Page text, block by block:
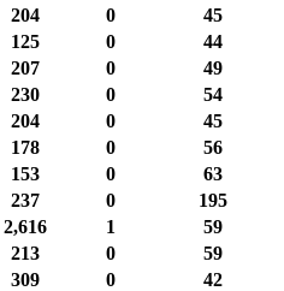
204 0
45
125 0
44
207 0
49
230 0
54
204 0
45
178 0
56
153 0
63
237 0
195
2,616 1
59
213 0
59
309 0
42